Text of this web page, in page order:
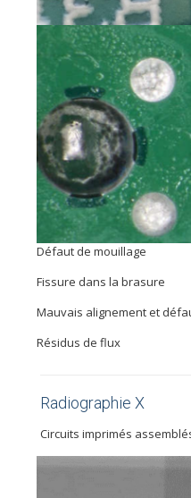
Défaut de mouillage
Fissure dans la brasure
Mauvais alignement et
Résidus de flux
Radiographie X
Circuits imprimés assemblés